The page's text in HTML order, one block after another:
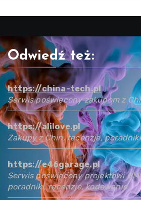
Odwiedź też:
https://china-tech.pl
Serwis poświęcony zakupom z
https://alilove.pl
Zakupy z Chin, recenzje,
https://e46garage.pl
Serwis poświęcony projektowi
poradniki, recenzje, kodowanie